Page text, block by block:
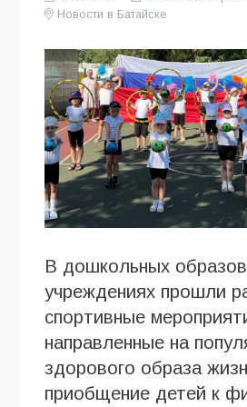
Новости в Батайске
В дошкольных
учреждениях прошли
спортивные
направленные на
здорового образа
приобщение детей к